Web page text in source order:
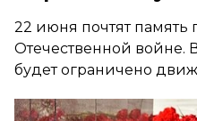
22 июня почтят
Отечественной войне.
будет ограничено